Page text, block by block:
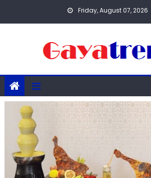
Friday, August 07, 2026